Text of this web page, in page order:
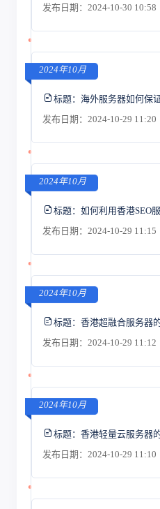
发布日期：2024-10-30 10:58
2024年10月
标题： 海外服务器如何保
发布日期：2024-10-29 11:20
2024年10月
标题： 如何利用香港SEO
发布日期：2024-10-29 11:15
2024年10月
标题： 香港超融合服务器
发布日期：2024-10-29 11:12
2024年10月
标题： 香港轻量云服务器
发布日期：2024-10-29 11:10